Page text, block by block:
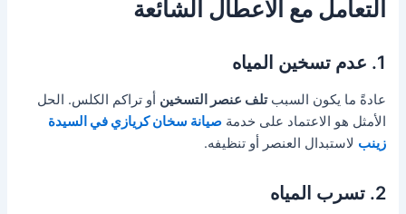
التعامل مع الأعطال الشائعة
1. عدم تسخين المياه
عادةً ما يكون السببتلف عنصر التسخين أو تراكم الكلس. الحل
الأمثل هو الاعتماد على خدمةصيانة سخان كريازي في السيدة
زينب لاستبدال العنصر أو تنظيفه.
2. تسرب المياه